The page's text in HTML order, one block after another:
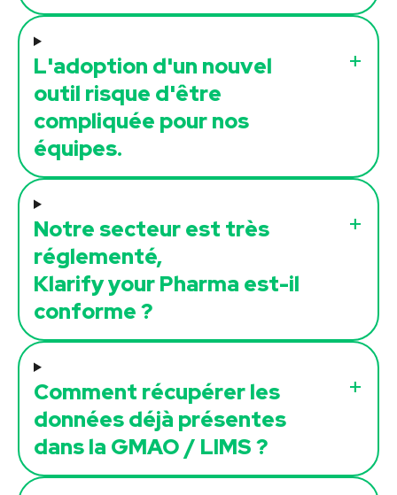
L'adoption d'un nouvel
outil risque d'être
compliquée pour nos
équipes.
Notre secteur est très
réglementé,
Klarify your Pharma est-il
conforme ?
Comment récupérer les
données déjà présentes
dans la GMAO / LIMS ?